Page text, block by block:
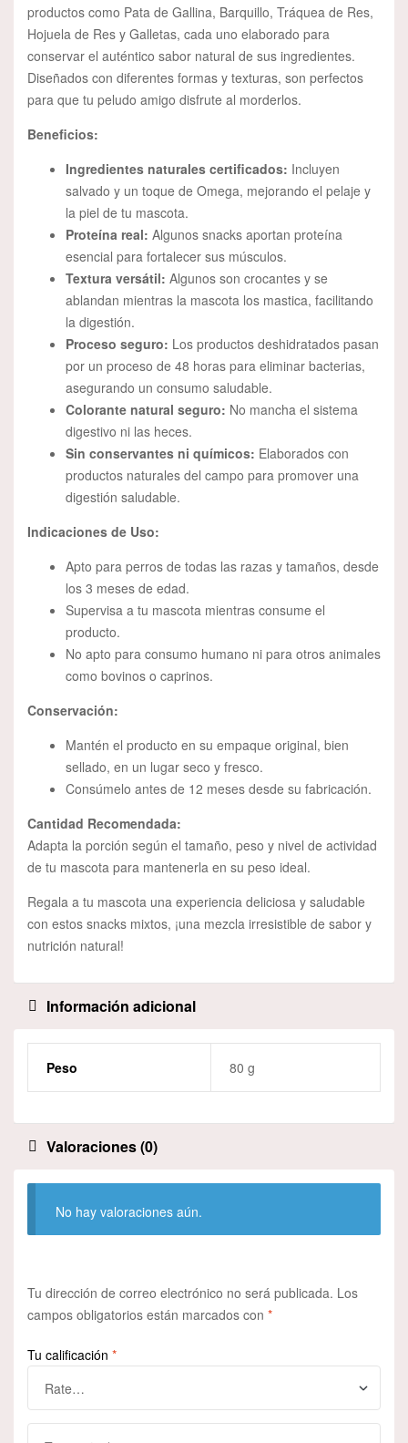
productos como Pata de Gallina, Barquillo, Tráquea de Res,
Hojuela de Res y Galletas, cada uno elaborado para
conservar el auténtico sabor natural de sus ingredientes.
Diseñados con diferentes formas y texturas, son perfectos
para que tu peludo amigo disfrute al morderlos.
Beneficios:
Ingredientes naturales certificados: Incluyen
salvado y un toque de Omega, mejorando el pelaje y
la piel de tu mascota.
Proteína real: Algunos snacks aportan proteína
esencial para fortalecer sus músculos.
Textura versátil: Algunos son crocantes y se
ablandan mientras la mascota los mastica, facilitando
la digestión.
Proceso seguro: Los productos deshidratados pasan
por un proceso de 48 horas para eliminar bacterias,
asegurando un consumo saludable.
Colorante natural seguro: No mancha el sistema
digestivo ni las heces.
Sin conservantes ni químicos: Elaborados con
productos naturales del campo para promover una
digestión saludable.
Indicaciones de Uso:
Apto para perros de todas las razas y tamaños, desde
los 3 meses de edad.
Supervisa a tu mascota mientras consume el
producto.
No apto para consumo humano ni para otros animales
como bovinos o caprinos.
Conservación:
Mantén el producto en su empaque original, bien
sellado, en un lugar seco y fresco.
Consúmelo antes de 12 meses desde su fabricación.
Cantidad Recomendada:
Adapta la porción según el tamaño, peso y nivel de actividad
de tu mascota para mantenerla en su peso ideal.
Regala a tu mascota una experiencia deliciosa y saludable
con estos snacks mixtos, ¡una mezcla irresistible de sabor y
nutrición natural!
Información adicional
Peso 80 g
Valoraciones (0)
No hay valoraciones aún.
Tu dirección de correo electrónico no será publicada. Los
campos obligatorios están marcados con *
Tu calificación *